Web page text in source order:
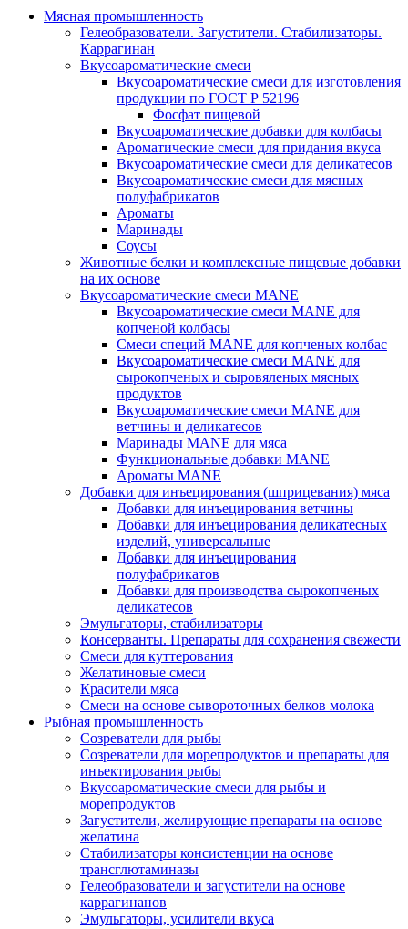
Мясная промышленность
Гелеобразователи. Загустители. Стабилизаторы.
Каррагинан
Вкусоароматические смеси
Вкусоароматические смеси для изготовления
продукции по ГОСТ Р 52196
Фосфат пищевой
Вкусоароматические добавки для колбасы
Ароматические смеси для придания вкуса
Вкусоароматические смеси для деликатесов
Вкусоароматические смеси для мясных
полуфабрикатов
Ароматы
Маринады
Соусы
Животные белки и комплексные пищевые добавки
на их основе
Вкусоароматические смеси MANE
Вкусоароматические смеси MANE для
копченой колбасы
Смеси специй MANE для копченых колбас
Вкусоароматические смеси MANE для
сырокопченых и сыровяленых мясных
продуктов
Вкусоароматические смеси MANE для
ветчины и деликатесов
Маринады MANE для мяса
Функциональные добавки MANE
Ароматы MANE
Добавки для инъецирования (шприцевания) мяса
Добавки для инъецирования ветчины
Добавки для инъецирования деликатесных
изделий, универсальные
Добавки для инъецирования
полуфабрикатов
Добавки для производства сырокопченых
деликатесов
Эмульгаторы, стабилизаторы
Консерванты. Препараты для сохранения свежести
Смеси для куттерования
Желатиновые смеси
Красители мяса
Смеси на основе сывороточных белков молока
Рыбная промышленность
Созреватели для рыбы
Созреватели для морепродуктов и препараты для
инъектирования рыбы
Вкусоароматические смеси для рыбы и
морепродуктов
Загустители, желирующие препараты на основе
желатина
Стабилизаторы консистенции на основе
трансглютаминазы
Гелеобразователи и загустители на основе
каррагинанов
Эмульгаторы, усилители вкуса